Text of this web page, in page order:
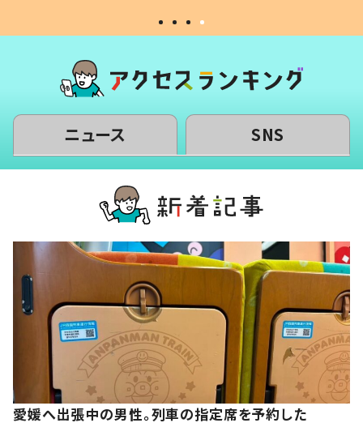
ニュース SNS
愛媛へ出張中の男性。列車の指定席を予約した